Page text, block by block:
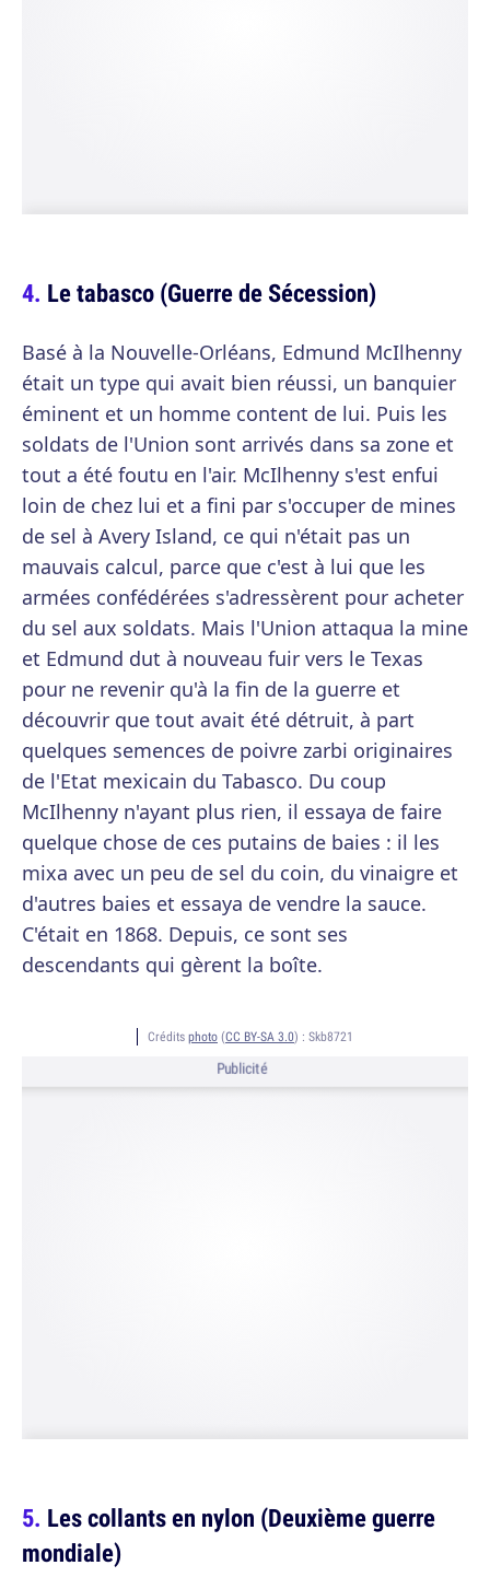
Le tabasco (Guerre de Sécession)
Basé à la Nouvelle-Orléans, Edmund McIlhenny
était un type qui avait bien réussi, un banquier
éminent et un homme content de lui. Puis les
soldats de l'Union sont arrivés dans sa zone et
tout a été foutu en l'air. McIlhenny s'est enfui
loin de chez lui et a fini par s'occuper de mines
de sel à Avery Island, ce qui n'était pas un
mauvais calcul, parce que c'est à lui que les
armées confédérées s'adressèrent pour acheter
du sel aux soldats. Mais l'Union attaqua la mine
et Edmund dut à nouveau fuir vers le Texas
pour ne revenir qu'à la fin de la guerre et
découvrir que tout avait été détruit, à part
quelques semences de poivre zarbi originaires
de l'Etat mexicain du Tabasco. Du coup
McIlhenny n'ayant plus rien, il essaya de faire
quelque chose de ces putains de baies : il les
mixa avec un peu de sel du coin, du vinaigre et
d'autres baies et essaya de vendre la sauce.
C'était en 1868. Depuis, ce sont ses
descendants qui gèrent la boîte.
Crédits photo (CC BY-SA 3.0) : Skb8721
Publicité
Les collants en nylon (Deuxième guerre
mondiale)